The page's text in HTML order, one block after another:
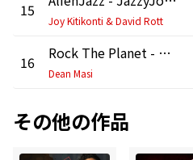
15
Joy Kitikonti & David Rott
16 Rock The Planet - Masi & Mello's Spaced-Out Dub
Dean Masi
その他の作品